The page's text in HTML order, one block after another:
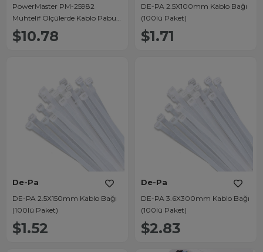
PowerMaster PM-25982
Muhtelif Ölçülerde Kablo Pabuç
(480 Parça)
$10.78
DE-PA 2.5X100mm Kablo Bağı
(100lü Paket)
$1.71
De-Pa
DE-PA 2.5X150mm Kablo Bağı
(100lü Paket)
$1.52
De-Pa
DE-PA 3.6X300mm Kablo Bağı
(100lü Paket)
$2.83